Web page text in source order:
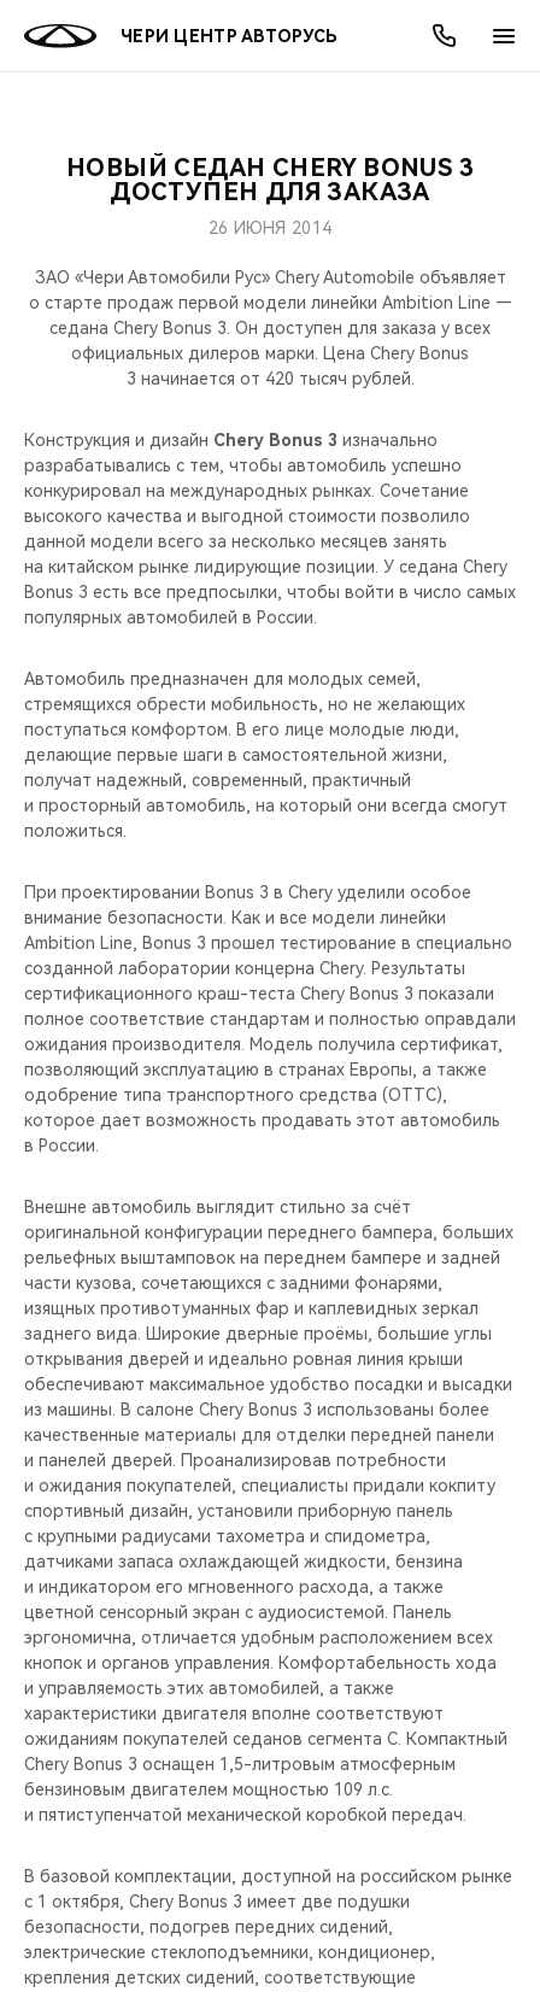
ЧЕРИ ЦЕНТР АВТОРУСЬ
МОДЕЛИ
КРОССОВЕРЫ
НОВИНКИ
ПОКУПАТЕЛЯМ
КРЕДИТ И СТРАХОВАНИЕ
ВЛАДЕЛЬЦАМ
ЗАПЧАСТИ И АКСЕССУАРЫ
ПОДДЕРЖКА
МИР CHERY
О БРЕНДЕ
CHERY В СОЦСЕТЯХ
CHERY REMOTE
ВИДЕООБЗОРЫ
CHERY ДЛЯ ДЕТЕЙ
АКЦИИ
ОНЛАЙН СЕРВИСЫ
КРЕДИТ
О КОМПАНИИ
МЫ В СОЦСЕТЯХ
НОВЫЙ СЕДАН CHERY BONUS 3
ДОСТУПЕН ДЛЯ ЗАКАЗА
26 ИЮНЯ 2014
ЗАО «Чери Автомобили Рус» Chery Automobile объявляет
о старте продаж первой модели линейки Ambition Line —
седана Chery Bonus 3. Он доступен для заказа у всех
официальных дилеров марки. Цена Chery Bonus
3 начинается от 420 тысяч рублей.
Конструкция и дизайн Chery Bonus 3 изначально
разрабатывались с тем, чтобы автомобиль успешно
конкурировал на международных рынках. Сочетание
высокого качества и выгодной стоимости позволило
данной модели всего за несколько месяцев занять
на китайском рынке лидирующие позиции. У седана Chery
Bonus 3 есть все предпосылки, чтобы войти в число самых
популярных автомобилей в России.
Автомобиль предназначен для молодых семей,
стремящихся обрести мобильность, но не желающих
поступаться комфортом. В его лице молодые люди,
делающие первые шаги в самостоятельной жизни,
получат надежный, современный, практичный
и просторный автомобиль, на который они всегда смогут
положиться.
При проектировании Bonus 3 в Chery уделили особое
внимание безопасности. Как и все модели линейки
Ambition Line, Bonus 3 прошел тестирование в специально
созданной лаборатории концерна Chery. Результаты
сертификационного краш-теста Chery Bonus 3 показали
полное соответствие стандартам и полностью оправдали
ожидания производителя. Модель получила сертификат,
позволяющий эксплуатацию в странах Европы, а также
одобрение типа транспортного средства (ОТТС),
которое дает возможность продавать этот автомобиль
в России.
Внешне автомобиль выглядит стильно за счёт
оригинальной конфигурации переднего бампера, больших
рельефных выштамповок на переднем бампере и задней
части кузова, сочетающихся с задними фонарями,
изящных противотуманных фар и каплевидных зеркал
заднего вида. Широкие дверные проёмы, большие углы
открывания дверей и идеально ровная линия крыши
обеспечивают максимальное удобство посадки и высадки
из машины. В салоне Chery Bonus 3 использованы более
качественные материалы для отделки передней панели
и панелей дверей. Проанализировав потребности
и ожидания покупателей, специалисты придали кокпиту
спортивный дизайн, установили приборную панель
с крупными радиусами тахометра и спидометра,
датчиками запаса охлаждающей жидкости, бензина
и индикатором его мгновенного расхода, а также
цветной сенсорный экран с аудиосистемой. Панель
эргономична, отличается удобным расположением всех
кнопок и органов управления. Комфортабельность хода
и управляемость этих автомобилей, а также
характеристики двигателя вполне соответствуют
ожиданиям покупателей седанов сегмента С. Компактный
Chery Bonus 3 оснащен 1,5-литровым атмосферным
бензиновым двигателем мощностью 109 л.с.
и пятиступенчатой механической коробкой передач.
В базовой комплектации, доступной на российском рынке
с 1 октября, Chery Bonus 3 имеет две подушки
безопасности, подогрев передних сидений,
электрические стеклоподъемники, кондиционер,
крепления детских сидений, соответствующие